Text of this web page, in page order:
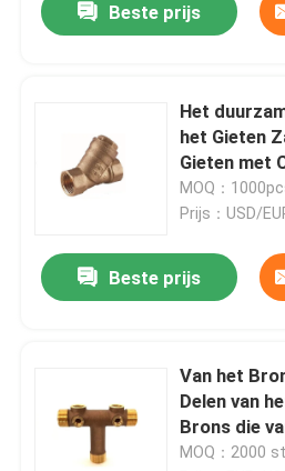
Beste prijs
Het
het Gieten
Gieten met
Machinaal
MOQ：
Prijs：USD/
Beste prijs
Van het
Delen van
Brons die
MOQ：2000